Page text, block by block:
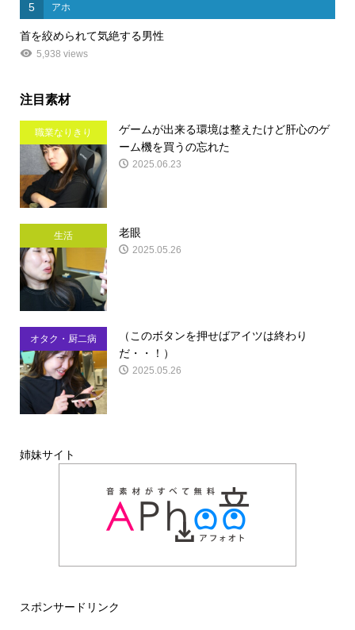
5 アホ
首を絞められて気絶する男性
5,938 views
注目素材
職業なりきり
ゲームが出来る環境は整えたけど肝心のゲ
ーム機を買うの忘れた
2025.06.23
生活 老眼
2025.05.26
オタク・厨二病
（このボタンを押せばアイツは終わり
だ・・！）
2025.05.26
姉妹サイト
スポンサードリンク